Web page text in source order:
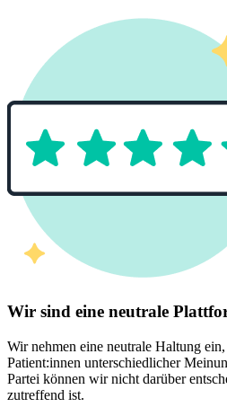
Wir sind eine neutrale
Wir nehmen eine neutrale Haltung
Patient:innen unterschiedlicher
Partei können wir nicht darüber
zutreffend ist.